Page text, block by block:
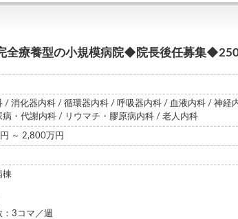
全療養型の小規模病院◆院長後任募集
/ 消化器内科 / 循環器内科 / 呼吸器内科 / 血液内科 / 神経
病・代謝内科 / リウマチ・膠原病内科 / 老人内科
～ 2,800万円
：3コマ／週